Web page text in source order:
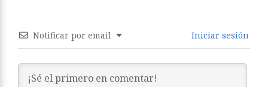
Notificar por email Iniciar sesión